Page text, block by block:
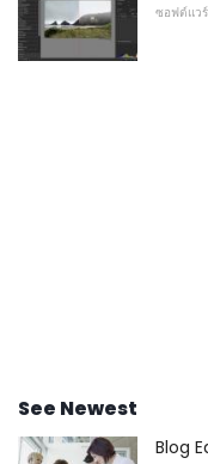
ซอฟต์แว
See Newest
Blog